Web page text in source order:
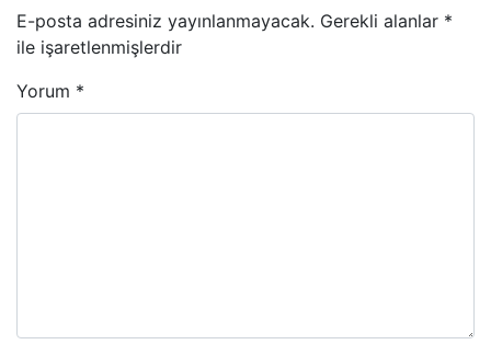
E-posta adresiniz yayınlanmayacak. Gerekli alanlar *
ile işaretlenmişlerdir
Yorum *